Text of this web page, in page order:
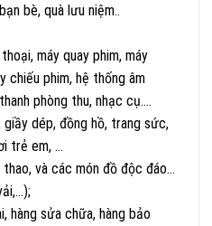
bè, quà lưu niệm..
máy quay phim, máy
chiếu phim, hệ thống âm
phòng thu, nhạc cụ….
giầy dép, đồng hồ, trang sức,
trẻ em, …
và các món đồ độc đáo…
hàng sửa chữa, hàng bảo